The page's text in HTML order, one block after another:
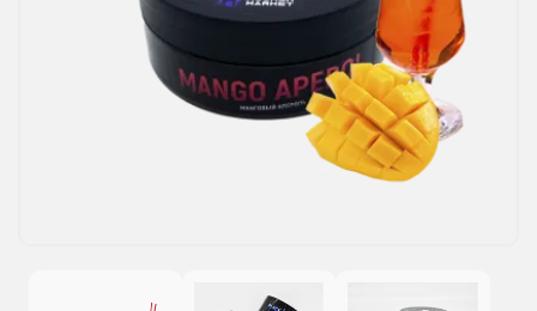
Рідини для електронних сигарет
Подарункові набори